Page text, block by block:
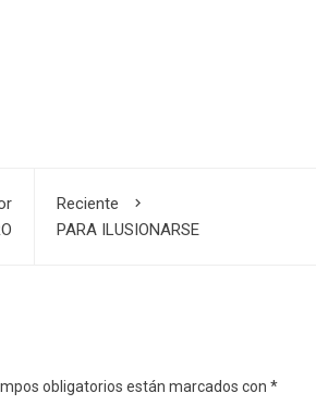
Reciente
PARA ILUSIONARSE
obligatorios están marcados con *